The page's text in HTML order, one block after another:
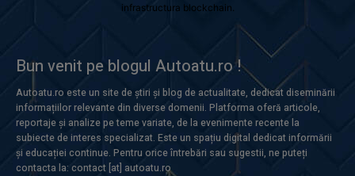
infrastructura blockchain.
Bun venit pe blogul Autoatu.ro !
Autoatu.ro este un site de știri și blog de actualitate, dedicat diseminării
informațiilor relevante din diverse domenii. Platforma oferă articole,
reportaje și analize pe teme variate, de la evenimente recente la
subiecte de interes specializat. Este un spațiu digital dedicat informării
și educației continue. Pentru orice întrebări sau sugestii, ne puteți
contacta la: contact [at] autoatu.ro